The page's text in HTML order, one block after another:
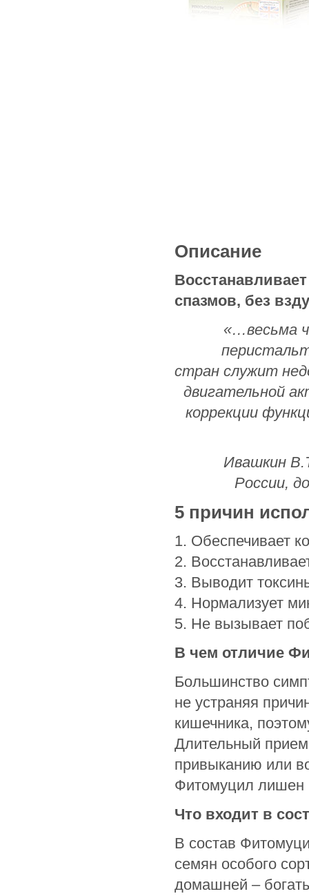
Описание
спазмов, без
«…весьма
стран служит
двигательной
коррекции
Ивашкин
России,
5 причин
1. Обеспечивает
2.
3. Выводит
4. Нормализует
5. Не вызывает
В чем отличие
Большинство
не устраняя
кишечника,
Длительный
привыканию или
Фитомуцил лишен
Что входит в
В состав
семян особого
домашней –